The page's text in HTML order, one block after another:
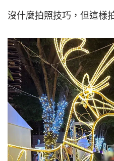
沒什麼拍照技巧，但這樣